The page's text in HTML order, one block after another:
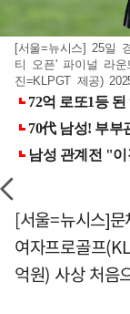
[서울=뉴시스] 25일
티 오픈' 파이널 라
진=KLPGT 제공)
[서울=뉴시스]
여자프로골프
억원) 사상 처음